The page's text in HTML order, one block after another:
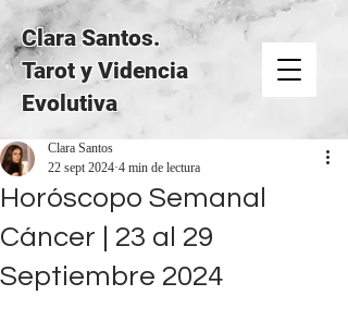
Clara Santos.
Tarot y Videncia
Evolutiva
Horóscopo Semanal
Cáncer | 23 al 29
Septiembre 2024
Clara Santos
22 sept 20244 min de lectura